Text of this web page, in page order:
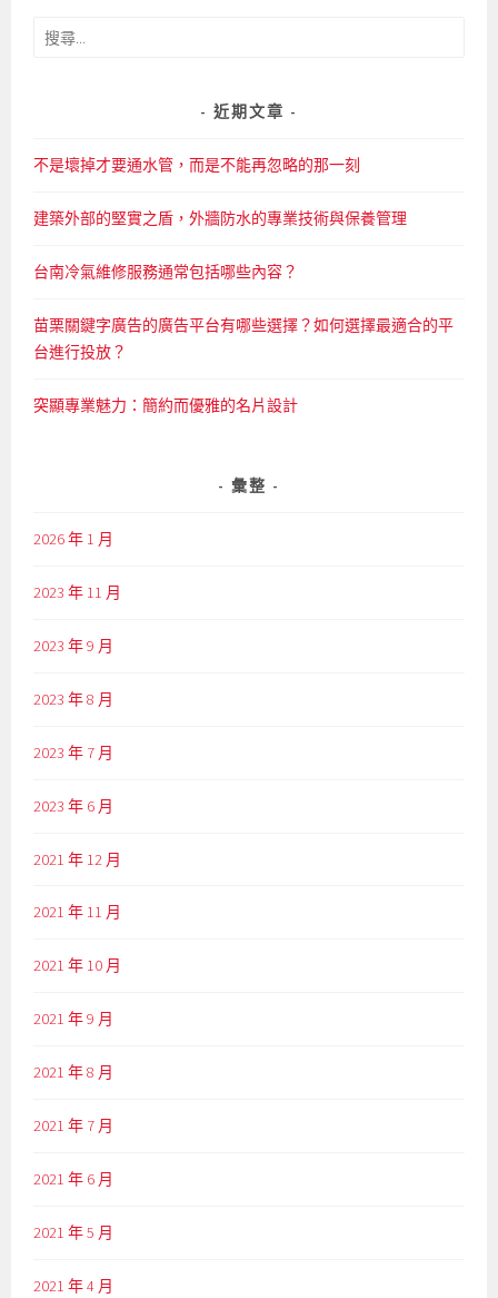
搜
近期文章
不是壞掉才要通水管，而是不能再忽略的那一刻
建築外部的堅實之盾，外牆防水的專業技術與保養管理
台南冷氣維修服務通常包括哪些內容？
苗栗關鍵字廣告的廣告平台有哪些選擇？如何選擇最適合的平
台進行投放？
突顯專業魅力：簡約而優雅的名片設計
彙整
2026 年 1 月
2023 年 11 月
2023 年 9 月
2023 年 8 月
2023 年 7 月
2023 年 6 月
2021 年 12 月
2021 年 11 月
2021 年 10 月
2021 年 9 月
2021 年 8 月
2021 年 7 月
2021 年 6 月
2021 年 5 月
2021 年 4 月